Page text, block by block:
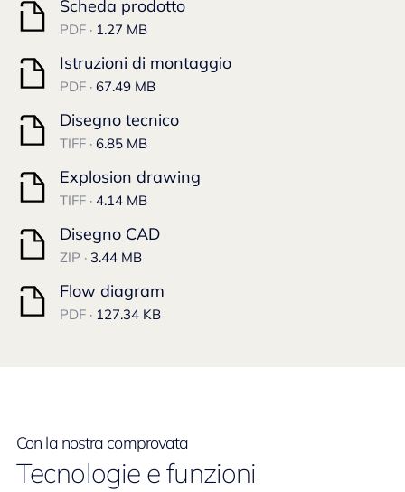
Scheda prodotto
PDF · 1.27 MB
Istruzioni di montaggio
PDF · 67.49 MB
Disegno tecnico
TIFF · 6.85 MB
Explosion drawing
TIFF · 4.14 MB
Disegno CAD
ZIP · 3.44 MB
Flow diagram
PDF · 127.34 KB
Con la nostra comprovata
Tecnologie e funzioni